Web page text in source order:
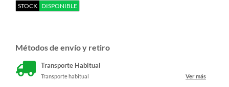
STOCK DISPONIBLE
Métodos de envío y retiro
Transporte Habitual
Transporte habitual Ver más